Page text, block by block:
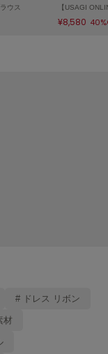
ウス
¥8,580
# ドレス リボン
材